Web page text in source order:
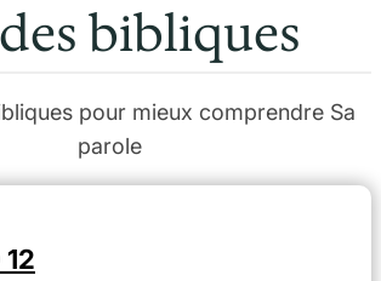
bibliques
pour mieux comprendre Sa
parole